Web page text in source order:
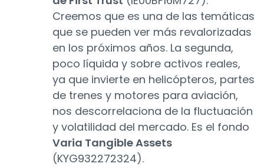
Creemos que es una de las temáticas
que se pueden ver más revalorizadas
en los próximos años. La segunda,
poco líquida y sobre activos reales,
ya que invierte en helicópteros, partes
de trenes y motores para aviación,
nos descorrelaciona de la fluctuación
y volatilidad del mercado. Es el fondo
Varia Tangible Assets
(KYG932272324).